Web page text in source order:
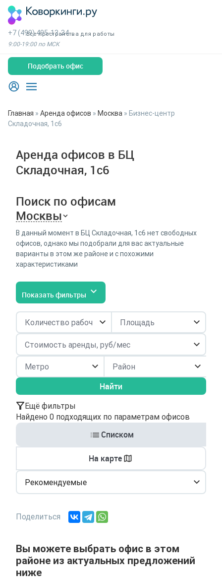
Все пространства для работы
+7 (499) 495-13-34
9:00-19:00 по МСК
Подобрать офис
Главная » Аренда офисов » Москва » Бизнес-центр
Складочная, 1с6
Аренда офисов в БЦ
Складочная, 1с6
Поиск по офисам
Москвы
В данный момент в БЦ Складочная, 1с6 нет свободных
офисов, однако мы подобрали для вас актуальные
варианты в этом же районе и с похожими
характеристиками
Показать фильтры
Район
Найти
Ещё фильтры
Найдено 0 подходящих по параметрам офисов
Списком
На карте
Рекомендуемые
Поделиться
Вы можете выбрать офис в этом
районе из актуальных предложений
ниже